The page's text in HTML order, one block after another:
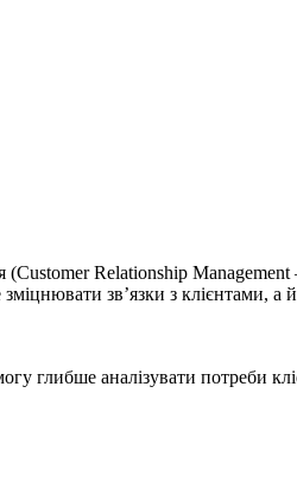
(Customer Relationship
зв’язки з клієнтами, а
глибше аналізувати потреби